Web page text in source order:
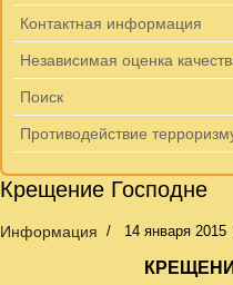
Контактная информация
Независимая оценка
Поиск
Противодействие
Крещение Господне
Информация 14 января 2015